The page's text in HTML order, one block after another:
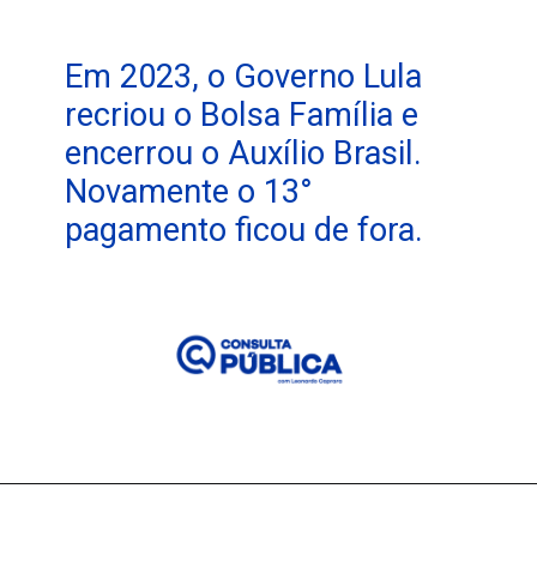
Em 2023, o Governo Lula
recriou o Bolsa Família e
encerrou o Auxílio Brasil.
Novamente o 13°
pagamento ficou de fora.